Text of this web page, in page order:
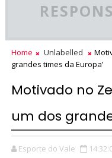
Home Unlabelled
grandes times da Europa’
Motivado no
um dos
Esporte do Vale